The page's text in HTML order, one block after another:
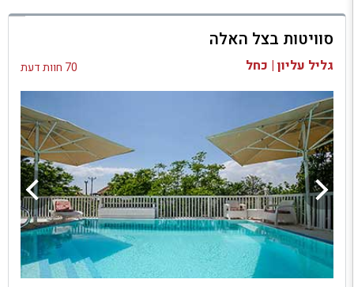
למתחם זה
בדיקת זמינות ומחירים
סוויטות בצל האלה
גליל עליון | כחל 70 חוות דעת